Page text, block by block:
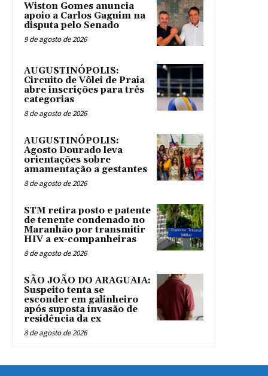
Wiston Gomes anuncia
apoio a Carlos Gaguim na
disputa pelo Senado
9 de agosto de 2026
AUGUSTINÓPOLIS:
Circuito de Vôlei de Praia
abre inscrições para três
categorias
8 de agosto de 2026
AUGUSTINÓPOLIS:
Agosto Dourado leva
orientações sobre
amamentação a gestantes
8 de agosto de 2026
STM retira posto e patente
de tenente condenado no
Maranhão por transmitir
HIV a ex-companheiras
8 de agosto de 2026
SÃO JOÃO DO ARAGUAIA:
Suspeito tenta se
esconder em galinheiro
após suposta invasão de
residência da ex
8 de agosto de 2026